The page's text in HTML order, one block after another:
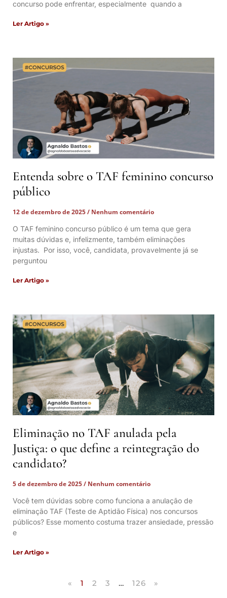
concurso pode enfrentar, especialmente quando a
Ler Artigo »
Entenda sobre o TAF feminino concurso
público
12 de dezembro de 2025
Nenhum comentário
O TAF feminino concurso público é um tema que gera
muitas dúvidas e, infelizmente, também eliminações
injustas. Por isso, você, candidata, provavelmente já se
perguntou
Ler Artigo »
Eliminação no TAF anulada pela
Justiça: o que define a reintegração do
candidato?
5 de dezembro de 2025
Nenhum comentário
Você tem dúvidas sobre como funciona a anulação de
eliminação TAF (Teste de Aptidão Física) nos concursos
públicos? Esse momento costuma trazer ansiedade, pressão
e
Ler Artigo »
« 1 2 3 … 126 »